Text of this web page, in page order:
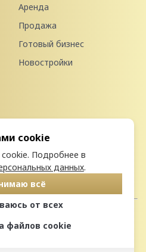
Аренда
Продажа
Готовый бизнес
Новостройки
cookie
Подробнее в
данных.
всё
от всех
файлов cookie